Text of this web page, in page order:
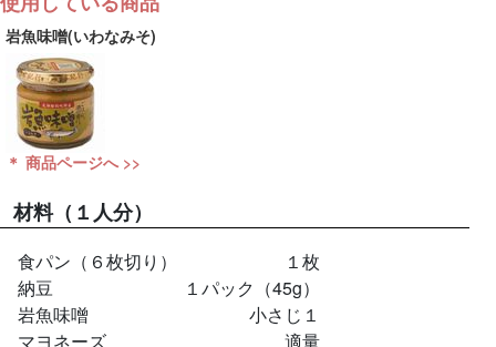
岩魚味噌(いわなみそ)
＊ 商品ページへ >>
材料（１人分）
食パン（６枚切り）
１枚
納豆
１パック（45g）
岩魚味噌
小さじ１
マヨネーズ
適量